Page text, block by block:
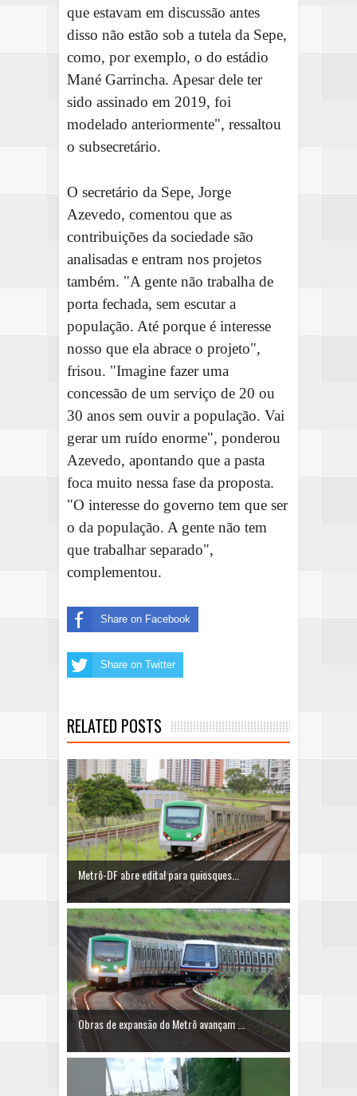
que estavam em discussão antes
disso não estão sob a tutela da Sepe,
como, por exemplo, o do estádio
Mané Garrincha. Apesar dele ter
sido assinado em 2019, foi
modelado anteriormente", ressaltou
o subsecretário.
O secretário da Sepe, Jorge
Azevedo, comentou que as
contribuições da sociedade são
analisadas e entram nos projetos
também. "A gente não trabalha de
porta fechada, sem escutar a
população. Até porque é interesse
nosso que ela abrace o projeto",
frisou. "Imagine fazer uma
concessão de um serviço de 20 ou
30 anos sem ouvir a população. Vai
gerar um ruído enorme", ponderou
Azevedo, apontando que a pasta
foca muito nessa fase da proposta.
"O interesse do governo tem que ser
o da população. A gente não tem
que trabalhar separado",
complementou.
Share on Facebook
Share on Twitter
RELATED POSTS
Metrô-DF abre edital para quiosques...
Obras de expansão do Metrô avançam ...